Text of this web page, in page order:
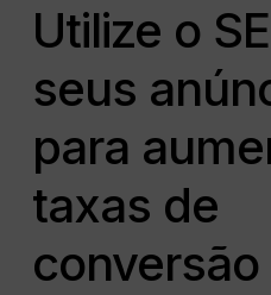
Utilize o
seus
para
taxas de
conversão